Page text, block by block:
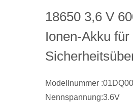
18650 3,6 V
Ionen-Akku für
Modellnummer
Nennspannung:3.6V